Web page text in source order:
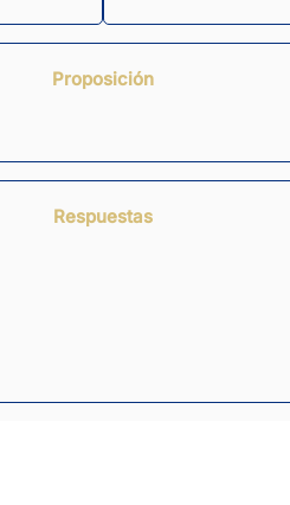
Proposición
Respuestas